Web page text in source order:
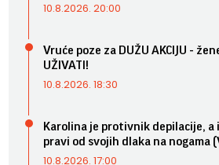
10.8.2026. 20:00
Vruće poze za DUŽU AKCIJU -
UŽIVATI!
10.8.2026. 18:30
Karolina je protivnik depilacije, a
pravi od svojih dlaka na nogama
10.8.2026. 17:00